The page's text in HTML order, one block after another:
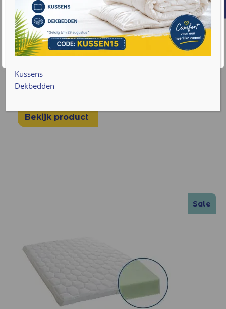
gebruik van cookies. Lees meer informatie over hoe we
met uw gegevens omgaan op onze privacy policy pagina.
Cookie instellingen
Accepteren
v.a.€609
100% Latex incontinentie zorgmatras 22 cm
Dikte ca. 22 cm
Diverse maten
Bekijk product
Sale
Kussens
Dekbedden